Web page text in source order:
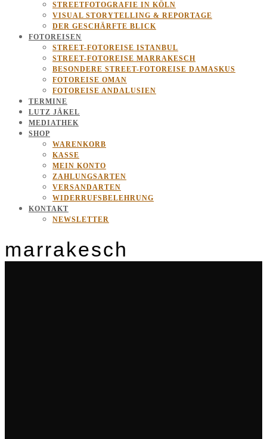
STREETFOTOGRAFIE IN KÖLN
VISUAL STORYTELLING & REPORTAGE
DER GESCHÄRFTE BLICK
FOTOREISEN
STREET-FOTOREISE ISTANBUL
STREET-FOTOREISE MARRAKESCH
BESONDERE STREET-FOTOREISE DAMASKUS
FOTOREISE OMAN
FOTOREISE ANDALUSIEN
TERMINE
LUTZ JÄKEL
MEDIATHEK
SHOP
WARENKORB
KASSE
MEIN KONTO
ZAHLUNGSARTEN
VERSANDARTEN
WIDERRUFSBELEHRUNG
KONTAKT
NEWSLETTER
marrakesch